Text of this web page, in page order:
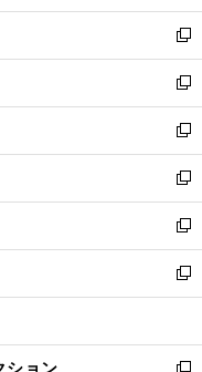
開
く
ウ
で
開
く
ン
ド
ウ
で
開
く
新
し
い
ウ
ィ
ン
ド
ウ
で
開
く
新
し
い
ウ
ィ
ン
ド
ウ
で
開
新
し
い
ウ
ィ
ン
ド
ウ
開
く
新
し
い
ウ
ィ
ン
ウ
新
し
い
ウ
ン
新
し
ウ